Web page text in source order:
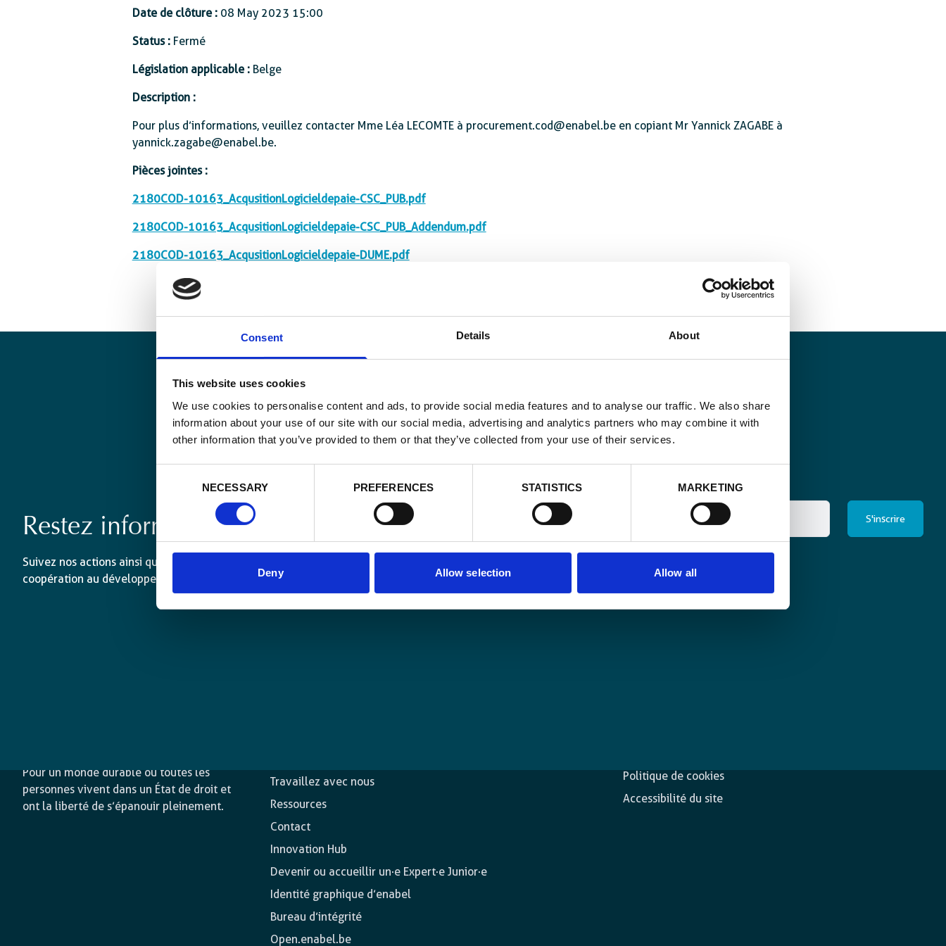
Consent Details About
This website uses cookies
We use cookies to personalise content and ads, to provide social media features and to analyse our traffic. We also share
information about your use of our site with our social media, advertising and analytics partners who may combine it with
other information that you’ve provided to them or that they’ve collected from your use of their services.
NECESSARY PREFERENCES STATISTICS MARKETING
Deny Allow selection Allow all
Protection sociale
Date de clôture : 08 May 2023 15:00
Status :Fermé
Législation applicable : Belge
Description :
Pour plus d’informations, veuillez contacter Mme Léa LECOMTE à procurement.cod@enabel.be en copiant Mr Yannick ZAGABE à
yannick.zagabe@enabel.be.
Pièces jointes :
2180COD-10163_AcqusitionLogicieldepaie-CSC_PUB.pdf
2180COD-10163_AcqusitionLogicieldepaie-CSC_PUB_Addendum.pdf
2180COD-10163_AcqusitionLogicieldepaie-DUME.pdf
Restez informé·es
Suivez nos actions ainsi que les dernières tendances en matière de
coopération au développement.
Email
*
Consent
CAPTCHA
Pour un monde durable où toutes les
personnes vivent dans un État de droit et
ont la liberté de s’épanouir pleinement.
Travaillez avec nous
Ressources
Contact
Innovation Hub
Devenir ou accueillir un·e Expert·e Junior·e
Identité graphique d’enabel
Bureau d’intégrité
Open.enabel.be
Politique de cookies
Accessibilité du site